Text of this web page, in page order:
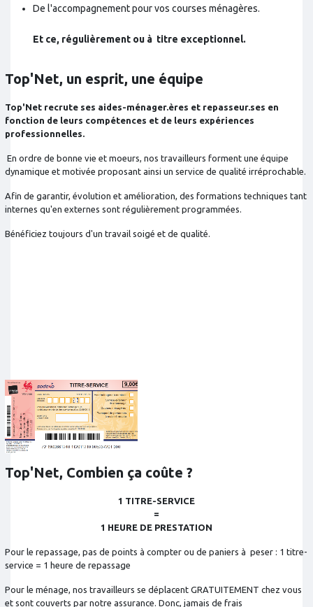
De l'accompagnement pour vos courses ménagères.
Et ce, régulièrement ou à titre exceptionnel.
Top'Net, un esprit, une équipe
Top'Net recrute ses aides-ménager.ères et repasseur.ses en
fonction de leurs compétences et de leurs expériences
professionnelles.
En ordre de bonne vie et moeurs, nos travailleurs forment une équipe
dynamique et motivée proposant ainsi un service de qualité irréprochable.
Afin de garantir, évolution et amélioration, des formations techniques tant
internes qu'en externes sont régulièrement programmées.
Bénéficiez toujours d'un travail soigé et de qualité.
Top'Net, Combien ça coûte ?
1 TITRE-SERVICE
=
1 HEURE DE PRESTATION
Pour le repassage, pas de points à compter ou de paniers à peser : 1 titre-
service = 1 heure de repassage
Pour le ménage, nos travailleurs se déplacent GRATUITEMENT chez vous
et sont couverts par notre assurance. Donc, jamais de frais